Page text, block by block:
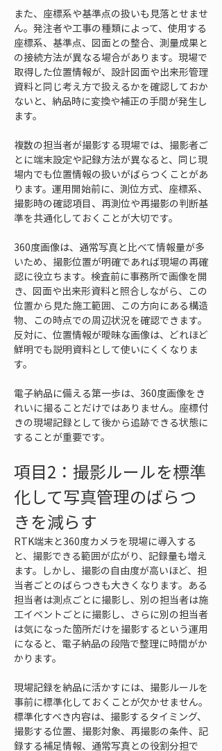
また、座標系や基準点の扱いも見落とせませ
ん。発注者や工事の種類によって、使用する
座標系、基準点、図面との整合、測量成果と
の接続方法が異なる場合があります。現場で
取得した位置情報が、設計図面や出来形管理
資料と同じ考え方で扱えるかを確認しておか
ないと、納品時に変換や補正の手間が発生し
ます。
複数の担当者が撮影する現場では、撮影者ご
とに端末設定や記録方法が異なると、同じ現
場内でも位置情報の扱いがばらつくことがあ
ります。運用開始前に、測位方式、座標系、
撮影時の確認項目、再測位や再撮影の判断基
準を共通化しておくことが大切です。
360度画像は、通常写真と比べて情報量が多
いため、撮影位置が明確であれば現場の再確
認に役立ちます。検査前に事務所で画像を開
き、図面や出来形資料と照合しながら、この
位置から見た施工範囲、この方向にある構造
物、この時点での周辺状況を確認できます。
反対に、位置情報が曖昧な画像は、どれほど
鮮明でも説明資料として使いにくくなりま
す。
電子納品に備える第一歩は、360度画像をき
れいに撮ることだけではありません。座標付
きの現場記録として後から追跡できる状態に
することが重要です。
項目2：撮影ルールを標準
化して写真管理のばらつ
きを減らす
RTK端末と360度カメラを現場に導入する
と、撮影できる範囲が広がり、記録量も増え
ます。しかし、撮影の自由度が高いほど、担
当者ごとのばらつきも大きくなります。ある
担当者は測点ごとに撮影し、別の担当者は施
工イベントごとに撮影し、さらに別の担当者
は気になった箇所だけを撮影するという運用
になると、電子納品の段階で整理に時間がか
かります。
現場記録を納品に活かすには、撮影ルールを
事前に標準化しておくことが欠かせません。
標準化すべき内容は、撮影するタイミング、
撮影する位置、撮影対象、再撮影の条件、記
録する補足情報、通常写真との役割分担で